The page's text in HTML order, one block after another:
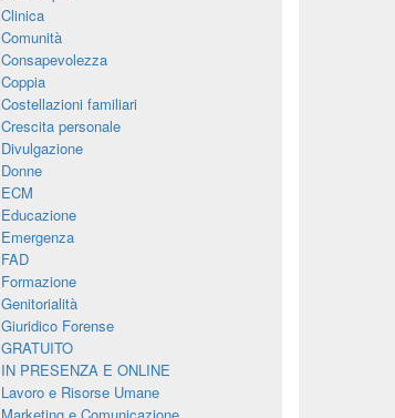
Clinica
Comunità
Consapevolezza
Coppia
Costellazioni familiari
Crescita personale
Divulgazione
Donne
ECM
Educazione
Emergenza
FAD
Formazione
Genitorialità
Giuridico Forense
GRATUITO
IN PRESENZA E ONLINE
Lavoro e Risorse Umane